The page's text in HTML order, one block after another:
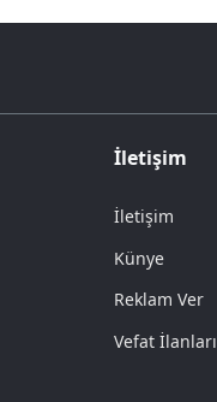
İletişim
İletişim
Künye
Reklam Ver
Vefat İlanları